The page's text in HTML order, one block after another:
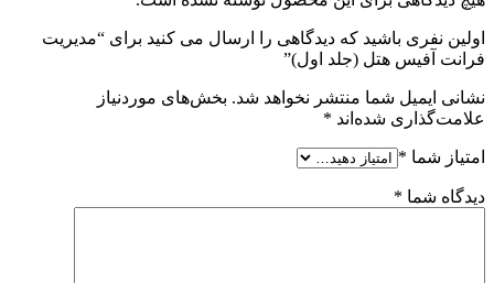
اولین نفری باشید که دیدگاهی را ارسال می کنید برای “مدیریت
فرانت آفیس هتل (جلد اول)”
نشانی ایمیل شما منتشر نخواهد شد. بخش‌های موردنیاز
علامت‌گذاری شده‌اند *
امتیاز شما *
دیدگاه شما *